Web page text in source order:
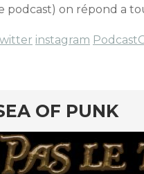
podcast) on répond a
instagram
OF PUNK